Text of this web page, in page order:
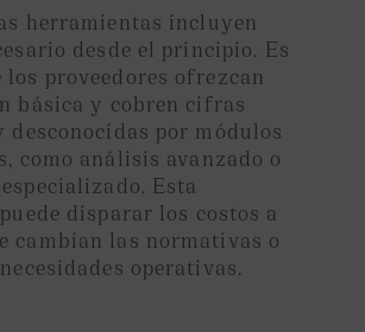
herramientas incluyen
desde el principio. Es
los proveedores ofrezcan
básica y cobren cifras
por módulos
como análisis avanzado o
Esta
disparar los costos a
cambian las normativas o
operativas.